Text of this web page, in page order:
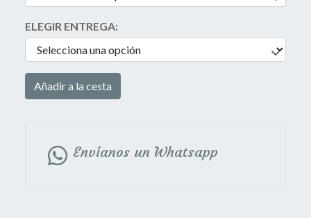
ELEGIR ENTREGA:
Añadir a la cesta
Envíanos un Whatsapp